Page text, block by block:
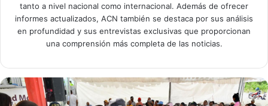
tanto a nivel nacional como internacional. Además de ofrecer
informes actualizados, ACN también se destaca por sus análisis
en profundidad y sus entrevistas exclusivas que proporcionan
una comprensión más completa de las noticias.